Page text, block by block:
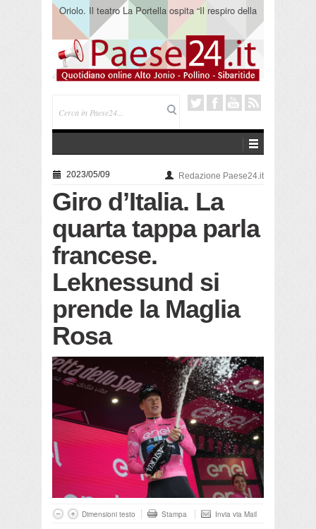
Oriolo. Il teatro La Portella ospita “Il respiro della
terra” del collettivo 365
2023/05/09 Redazione Paese24.it
Giro d’Italia. La
quarta tappa parla
francese.
Leknessund si
prende la Maglia
Rosa
Dimensioni testo Stampa Invia via Mail